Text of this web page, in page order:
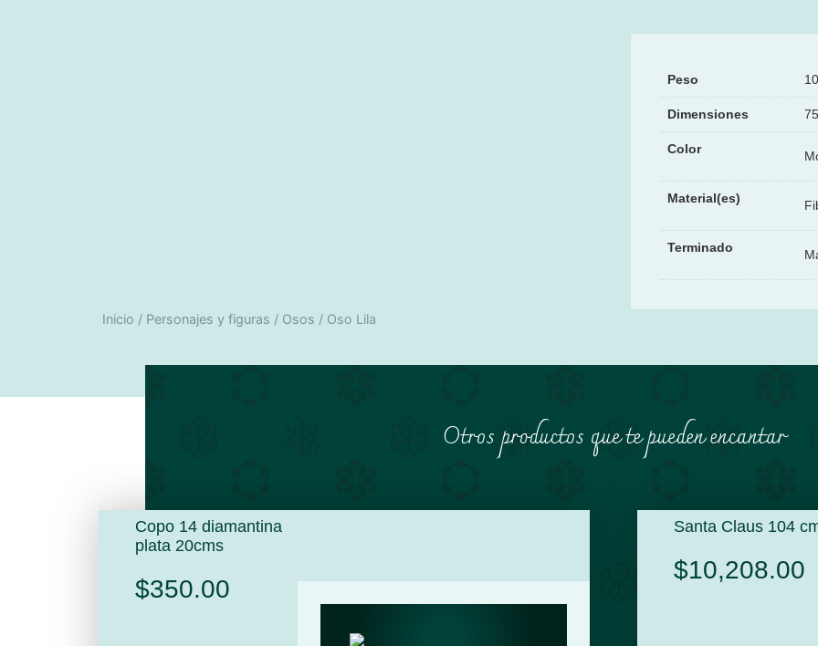
Peso
Dimensiones
Color
Material(es)
Terminado
Inicio / Personajes y figuras / Osos / Oso Lila
Otros productos que te pueden encantar
Copo 14 diamantina
plata 20cms
$350.00
Santa Claus 104
$10,208.00